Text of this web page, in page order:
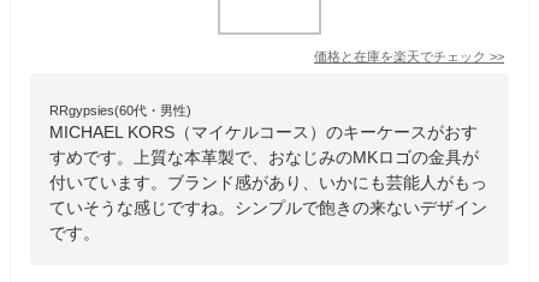
価格と在庫を楽天でチェック >>
RRgypsies(60代・男性)
MICHAEL KORS（マイケルコース）のキーケースがおす
すめです。上質な本革製で、おなじみのMKロゴの金具が
付いています。ブランド感があり、いかにも芸能人がもっ
ていそうな感じですね。シンプルで飽きの来ないデザイン
です。